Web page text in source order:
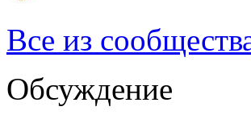
Все из
Обсуждение